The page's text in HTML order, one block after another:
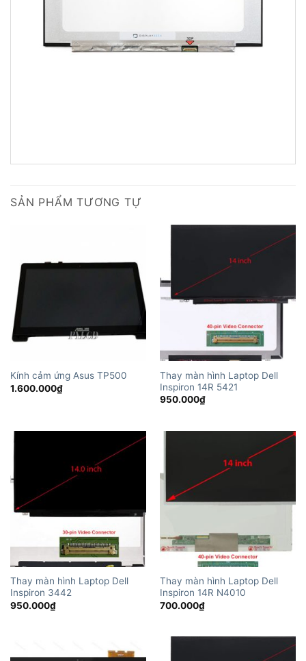
SẢN PHẨM TƯƠNG TỰ
Kính cảm ứng Asus TP500
1.600.000₫
Thay màn hình Laptop Dell
Inspiron 14R 5421
950.000₫
Thay màn hình Laptop Dell
Inspiron 3442
950.000₫
Thay màn hình Laptop Dell
Inspiron 14R N4010
700.000₫